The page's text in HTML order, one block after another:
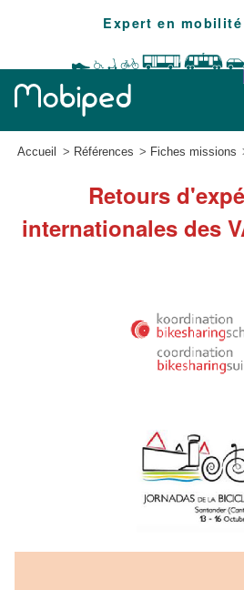
Expert en
Accueil Références Fiches missions
Retours
internationales des